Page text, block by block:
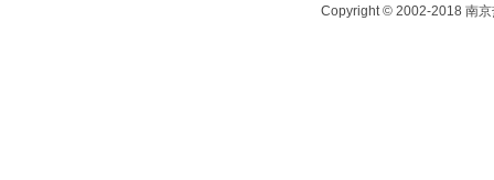
Copyright © 2002-2018 南